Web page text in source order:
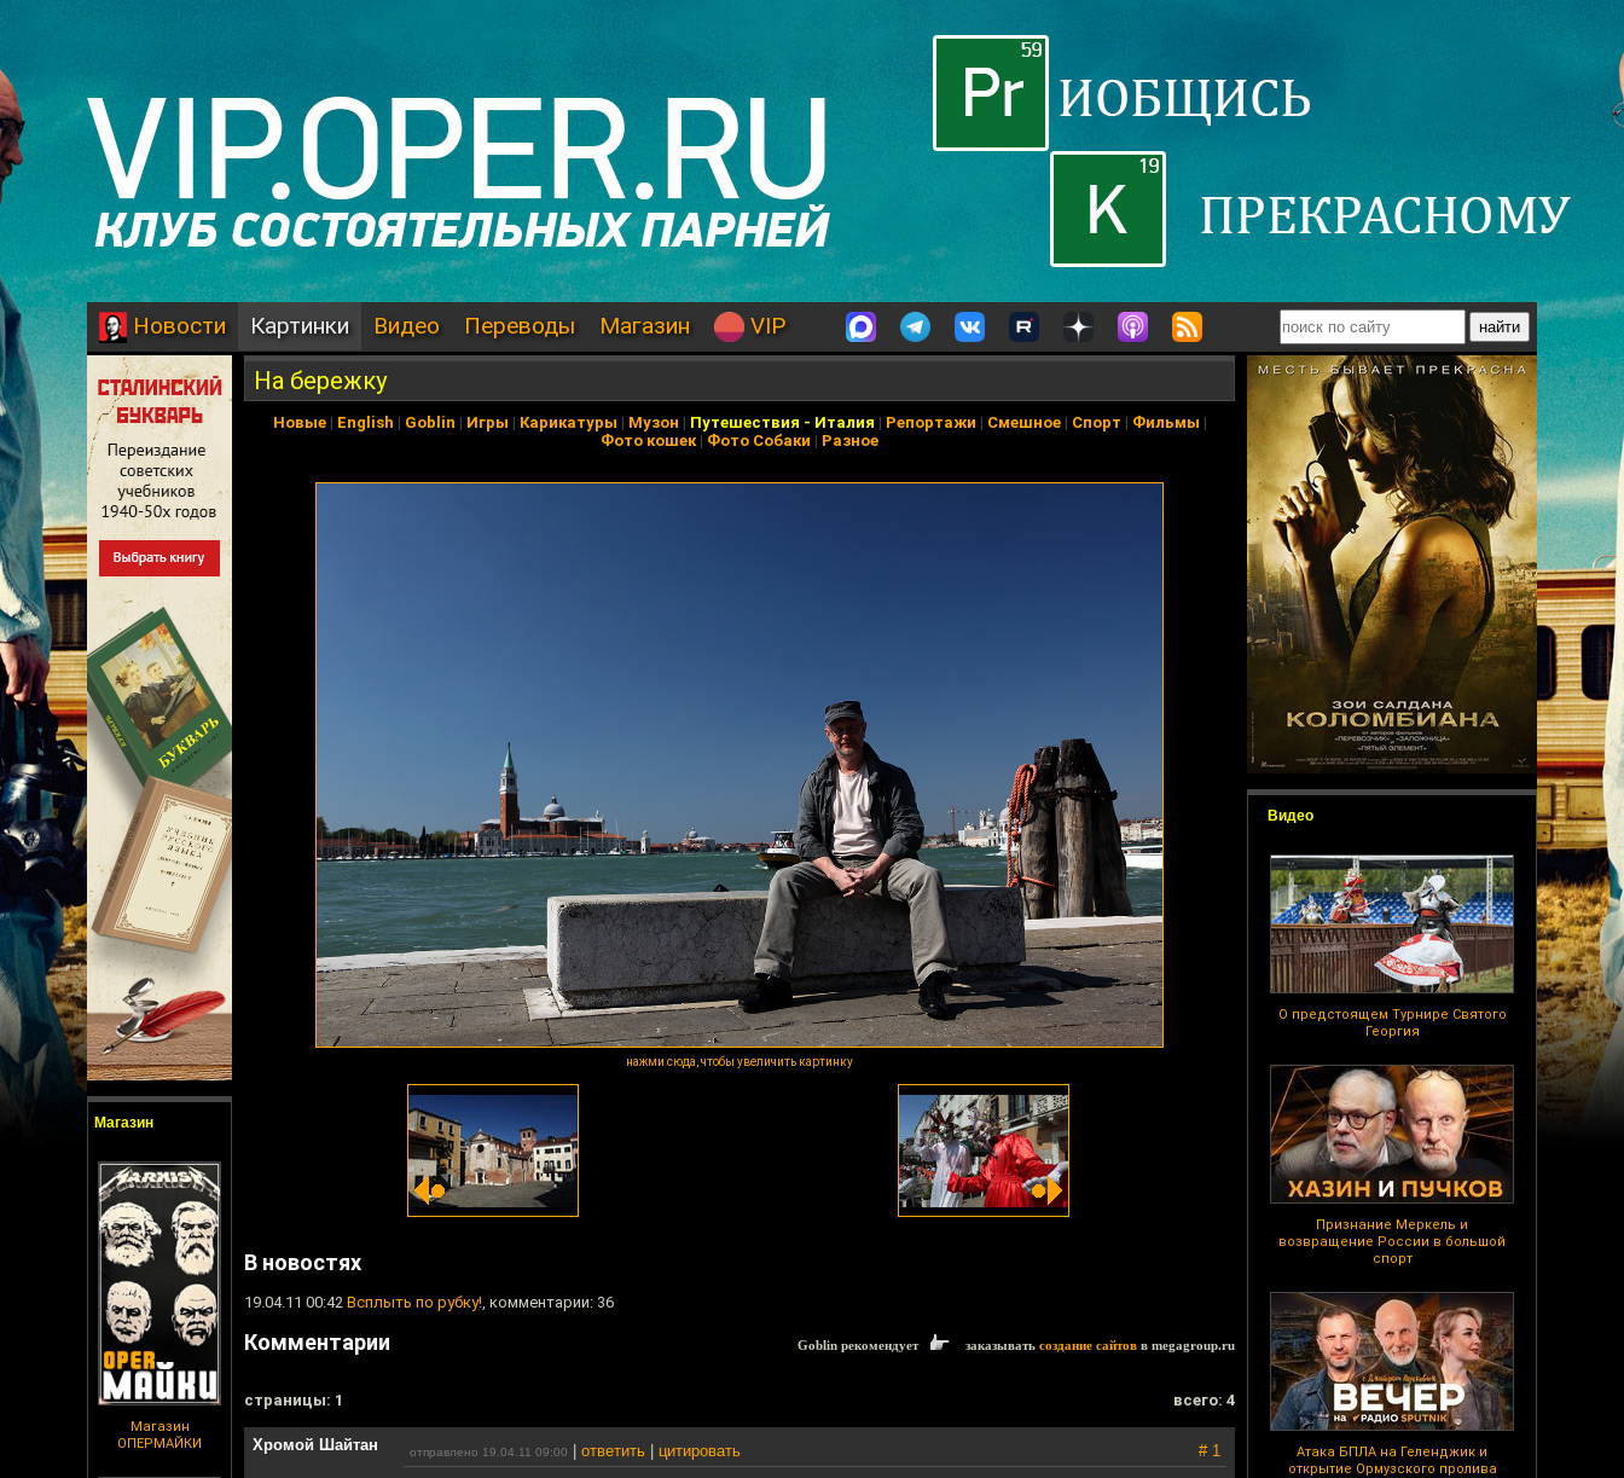
Новости Картинки Видео Переводы Магазин VIP
Магазин
Магазин
ОПЕРМАЙКИ
Видео
О предстоящем Турнире Святого
Георгия
Признание Меркель и
возвращение России в большой
спорт
Атака БПЛА на Геленджик и
открытие Ормузского пролива
На бережку
Новые| English | Goblin | Игры | Карикатуры | Музон | Путешествия - Италия | Репортажи | Смешное| Спорт | Фильмы |
Фото кошек| Фото Собаки | Разное
нажми сюда, чтобы увеличить картинку
В новостях
19.04.11 00:42 Всплыть по рубку!, комментарии: 36
Комментарии Goblin рекомендует заказывать создание сайтов в megagroup.ru
cтраницы: 1 всего: 4
Хромой Шайтан отправлено 19.04.11 09:00 ответить цитировать # 1